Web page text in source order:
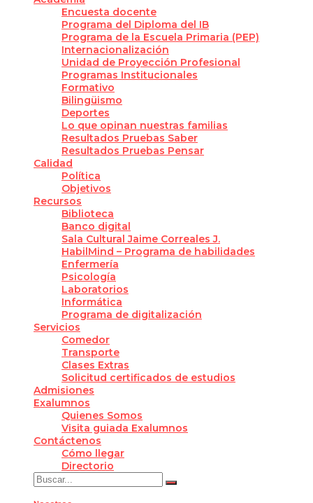
Encuesta docente
Programa del Diploma del IB
Programa de la Escuela Primaria (PEP)
Internacionalización
Unidad de Proyección Profesional
Programas Institucionales
Formativo
Bilingüismo
Deportes
Lo que opinan nuestras familias
Resultados Pruebas Saber
Resultados Pruebas Pensar
Calidad
Política
Objetivos
Recursos
Biblioteca
Banco digital
Sala Cultural Jaime Correales J.
HabilMind – Programa de habilidades
Enfermería
Psicología
Laboratorios
Informática
Programa de digitalización
Servicios
Comedor
Transporte
Clases Extras
Solicitud certificados de estudios
Admisiones
Exalumnos
Quienes Somos
Visita guiada Exalumnos
Contáctenos
Cómo llegar
Directorio